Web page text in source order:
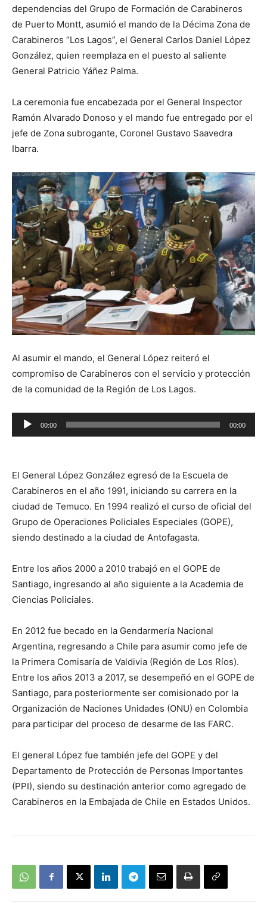
dependencias del Grupo de Formación de Carabineros
de Puerto Montt, asumió el mando de la Décima Zona de
Carabineros “Los Lagos”, el General Carlos Daniel López
González, quien reemplaza en el puesto al saliente
General Patricio Yáñez Palma.
La ceremonia fue encabezada por el General Inspector
Ramón Alvarado Donoso y el mando fue entregado por el
jefe de Zona subrogante, Coronel Gustavo Saavedra
Ibarra.
Al asumir el mando, el General López reiteró el
compromiso de Carabineros con el servicio y protección
de la comunidad de la Región de Los Lagos.
Reproductor
de
00:00 00:00
El General López González egresó de la Escuela de
Carabineros en el año 1991, iniciando su carrera en la
ciudad de Temuco. En 1994 realizó el curso de oficial del
Grupo de Operaciones Policiales Especiales (GOPE),
siendo destinado a la ciudad de Antofagasta.
Entre los años 2000 a 2010 trabajó en el GOPE de
Santiago, ingresando al año siguiente a la Academia de
Ciencias Policiales.
En 2012 fue becado en la Gendarmería Nacional
Argentina, regresando a Chile para asumir como jefe de
la Primera Comisaría de Valdivia (Región de Los Ríos).
Entre los años 2013 a 2017, se desempeñó en el GOPE de
Santiago, para posteriormente ser comisionado por la
Organización de Naciones Unidades (ONU) en Colombia
para participar del proceso de desarme de las FARC.
El general López fue también jefe del GOPE y del
Departamento de Protección de Personas Importantes
(PPI), siendo su destinación anterior como agregado de
Carabineros en la Embajada de Chile en Estados Unidos.